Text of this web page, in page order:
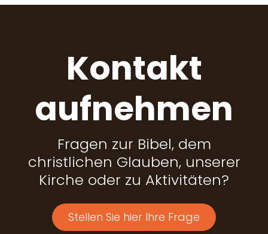
Kontakt
aufnehmen
Fragen zur Bibel, dem
christlichen Glauben, unserer
Kirche oder zu Aktivitäten?
Stellen Sie hier Ihre Frage